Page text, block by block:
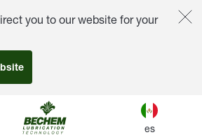
es
you to our website for your